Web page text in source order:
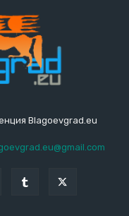
Blagoevgrad.eu